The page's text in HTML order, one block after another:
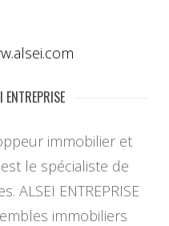
ENTREPRISE
immobilier et
le spécialiste de
ALSEI ENTREPRISE
immobiliers